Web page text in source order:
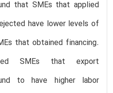
that SMEs that applied
have lower levels of
that obtained financing.
SMEs that export
to have higher labor